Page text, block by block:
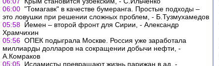
06:00 "Томагавк" в качестве бумеранга. Простые подходы –
это ловушки при решении сложных проблем, - Б.Тузмухамедов
05:58 Йемен – второй фронт для Сирии, - Александр
Храмчихин
05:56 ОПЕК подыграла Москве. Россия уже заработала
миллиарды долларов на сокращении добычи нефти, -
А.Комраков
05:05 Исламисты превращают жизнь парижан в ад, -